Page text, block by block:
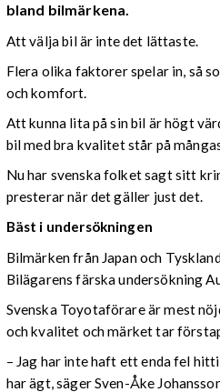
bland bilmärkena.
Att välja bil är inte det lättaste.
Flera olika faktorer spelar in, så
och komfort.
Att kunna lita på sin bil är högt
bil med bra kvalitet står på
Nu har svenska folket sagt sitt
presterar när det gäller just det.
Bäst i undersökningen
Bilmärken från Japan och
Bilägarens färska undersökning
Svenska Toyotaförare är mest
och kvalitet och märket tar
– Jag har inte haft ett enda fel
har ägt, säger Sven-Åke